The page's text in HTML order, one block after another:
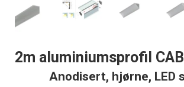
2m aluminiumsprofil
Anodisert, hjørne, LED